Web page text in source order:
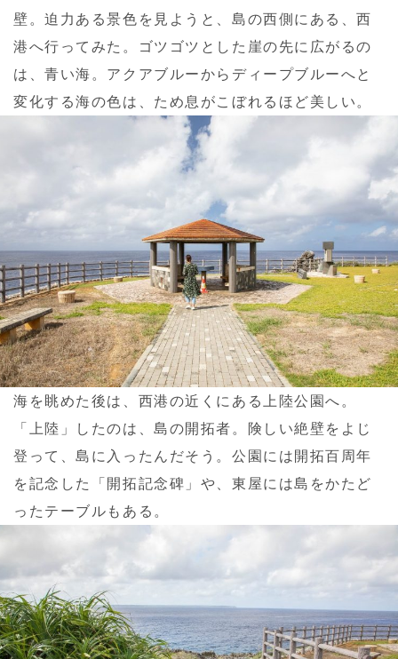
壁。迫力ある景色を見ようと、島の西側にある、西
港へ行ってみた。ゴツゴツとした崖の先に広がるの
は、青い海。アクアブルーからディープブルーへと
変化する海の色は、ため息がこぼれるほど美しい。
海を眺めた後は、西港の近くにある上陸公園へ。
「上陸」したのは、島の開拓者。険しい絶壁をよじ
登って、島に入ったんだそう。公園には開拓百周年
を記念した「開拓記念碑」や、東屋には島をかたど
ったテーブルもある。